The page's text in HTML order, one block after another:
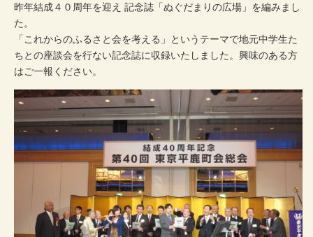
昨年結成４０周年を迎え 記念誌「ぬぐだまりの広場」を編みまし
た。
「これからのふるさと会を考える」というテーマで地元中学生た
ちとの座談会を行ない記念誌に収録いたしました。興味のある方
はご一報ください。